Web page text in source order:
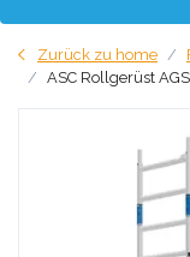
Zurück zu home
ASC Rollgerüst